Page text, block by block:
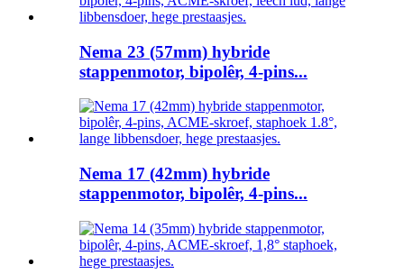
Nema 23 (57mm) hybride
stappenmotor, bipolêr, 4-pins...
Nema 17 (42mm) hybride
stappenmotor, bipolêr, 4-pins...